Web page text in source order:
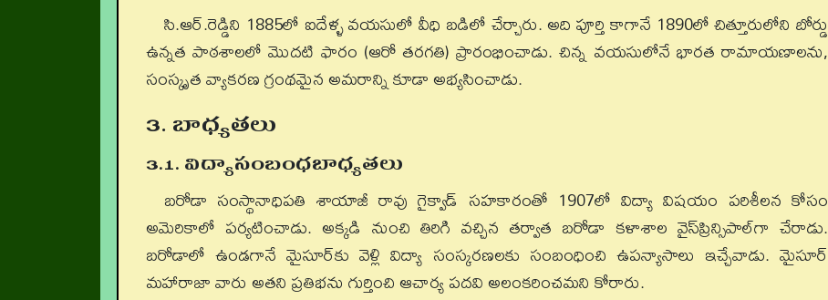
సి.ఆర్.రెడ్డిని 1885లో ఐదేళ్ళ వయసులో వీధి బడిలో చేర్చారు. అది పూర్తి కాగానే 1890లో చిత్తూరులోని బోర్డు
ఉన్నత పాఠశాలలో మొదటి ఫారం (ఆరో తరగతి) ప్రారంభించాడు. చిన్న వయసులోనే భారత రామాయణాలను,
సంస్కృత వ్యాకరణ గ్రంథమైన అమరాన్ని కూడా అభ్యసించాడు.
3. బాధ్యతలు
3.1. విద్యాసంబంధబాధ్యతలు
బరోడా సంస్థానాధిపతి శాయాజీ రావు గైక్వాడ్ సహకారంతో 1907లో విద్యా విషయం పరిశీలన కోసం
అమెరికాలో పర్యటించాడు. అక్కడి నుంచి తిరిగి వచ్చిన తర్వాత బరోడా కళాశాల వైస్‌ప్రిన్సిపాల్‌గా చేరాడు.
బరోడాలో ఉండగానే మైసూర్‌కు వెళ్లి విద్యా సంస్కరణలకు సంబంధించి ఉపన్యాసాలు ఇచ్చేవాడు. మైసూర్
మహారాజా వారు అతని ప్రతిభను గుర్తించి ఆచార్య పదవి అలంకరించమని కోరారు.